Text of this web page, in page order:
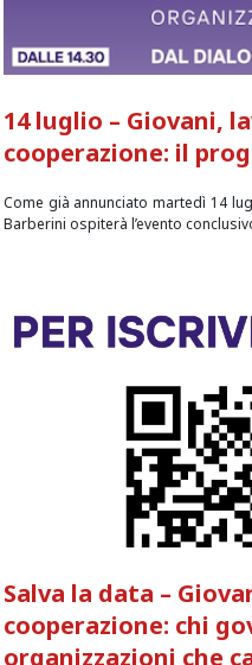
14 luglio – Giovani,
cooperazione: il
Come già annunciato martedì 14
Barberini ospiterà l’evento
Salva la data –
cooperazione: chi
organizzazioni che